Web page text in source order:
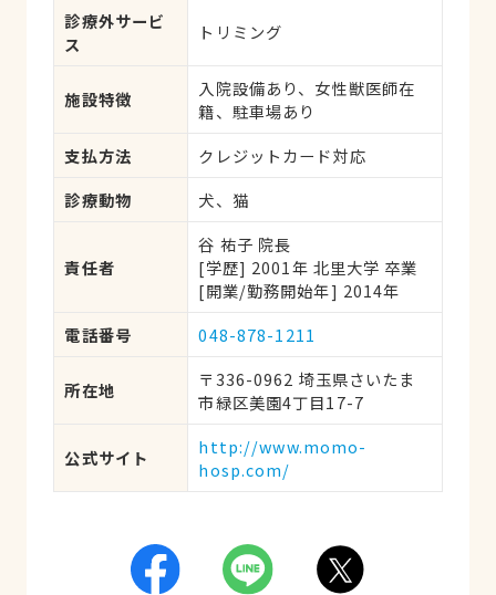
診療外サービ
ス
トリミング
施設特徴
入院設備あり、女性獣医師在
籍、駐車場あり
支払方法
クレジットカード対応
診療動物
犬、猫
責任者
谷 祐子 院長
[学歴] 2001年 北里大学 卒業
[開業/勤務開始年] 2014年
電話番号
048-878-1211
所在地
〒336-0962 埼玉県さいたま
市緑区美園4丁目17-7
公式サイト
http://www.momo-
hosp.com/